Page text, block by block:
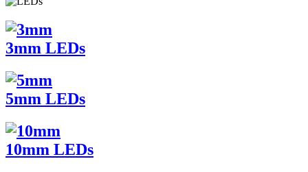
3mm LEDs
5mm LEDs
10mm LEDs